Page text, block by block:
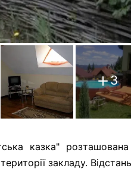
3
казка"
закладу.